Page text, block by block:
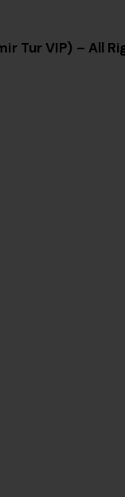
Tur VIP) – All